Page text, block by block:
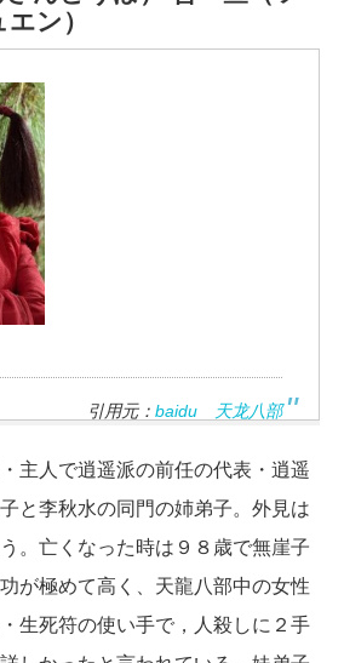
ン）
引用元： baidu 天龙八部
主人で逍遥派の前任の代表・逍遥
と李秋水の同門の姉弟子。外見は
。亡くなった時は９８歳で無崖子
が極めて高く、天龍八部中の女性
生死符の使い手で，人殺しに２手